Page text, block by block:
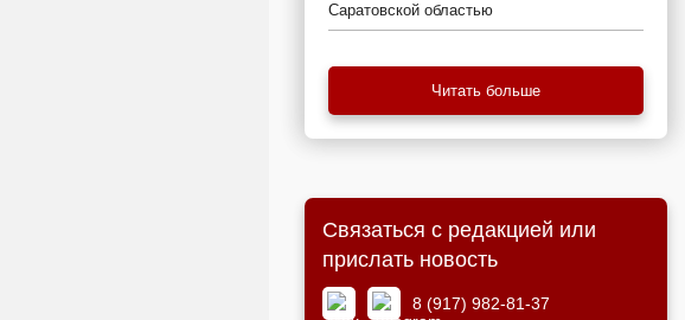
Саратовской областью
Читать больше
Связаться с редакцией или
прислать новость
8 (917) 982-81-37